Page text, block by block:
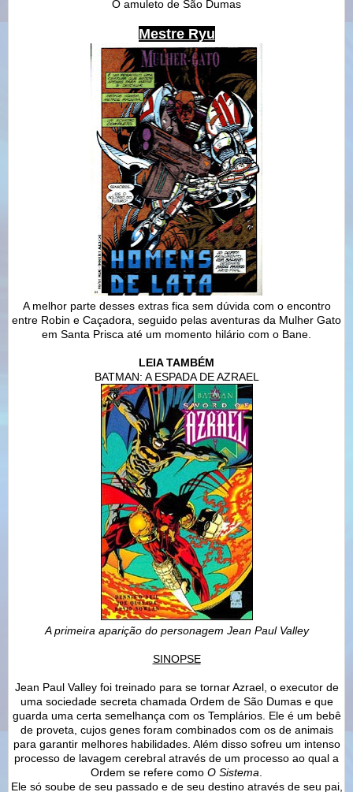
O amuleto de São Dumas
Mestre Ryu
A melhor parte desses extras fica sem dúvida com o encontro
entre Robin e Caçadora, seguido pelas aventuras da Mulher Gato
em Santa Prisca até um momento hilário com o Bane.
LEIA TAMBÉM
BATMAN: A ESPADA DE AZRAEL
A primeira aparição do personagem Jean Paul Valley
SINOPSE
Jean Paul Valley foi treinado para se tornar Azrael, o executor de
uma sociedade secreta chamada Ordem de São Dumas e que
guarda uma certa semelhança com os Templários. Ele é um bebê
de proveta, cujos genes foram combinados com os de animais
para garantir melhores habilidades. Além disso sofreu um intenso
processo de lavagem cerebral através de um processo ao qual a
Ordem se refere como O Sistema
Ele só soube de seu passado e de seu destino através de seu pai,